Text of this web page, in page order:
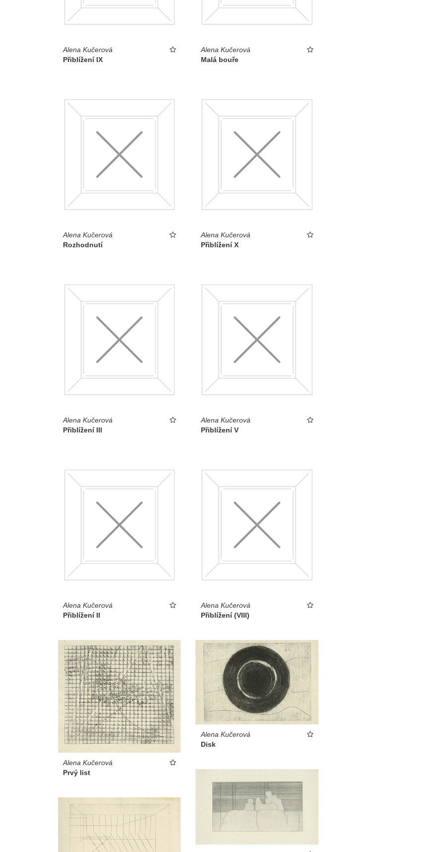
Alena Kučerová
Přiblížení IX
Alena Kučerová
Malá bouře
Alena Kučerová
Rozhodnutí
Alena Kučerová
Přiblížení X
Alena Kučerová
Přiblížení III
Alena Kučerová
Přiblížení V
Alena Kučerová
Přiblížení II
Alena Kučerová
Přiblížení (VIII)
Alena Kučerová
Prvý list
Alena Kučerová
Disk